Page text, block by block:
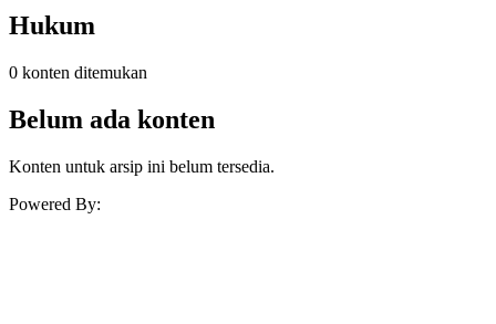
Hukum
0 konten ditemukan
Belum ada konten
Konten untuk arsip ini belum tersedia.
Powered By: